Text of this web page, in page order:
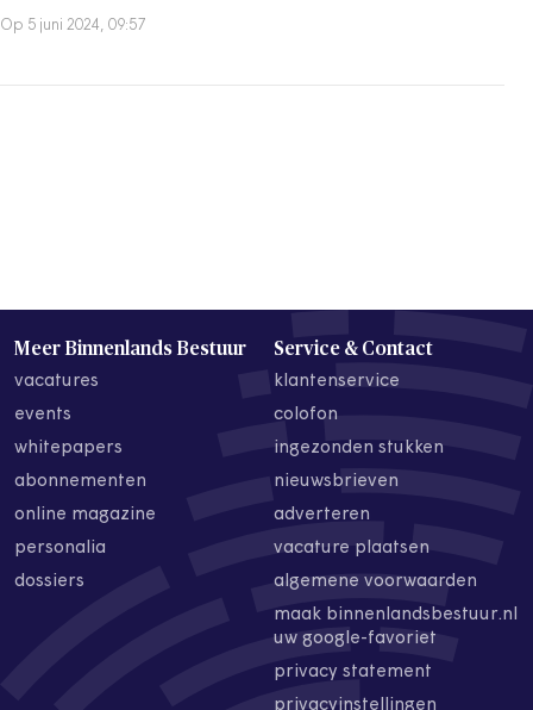
Op 5 juni 2024, 09:57
Meer Binnenlands Bestuur
vacatures
events
whitepapers
abonnementen
online magazine
personalia
dossiers
Service & Contact
klantenservice
colofon
ingezonden stukken
nieuwsbrieven
adverteren
vacature plaatsen
algemene voorwaarden
maak binnenlandsbestuur.nl
uw google-favoriet
privacy statement
privacyinstellingen